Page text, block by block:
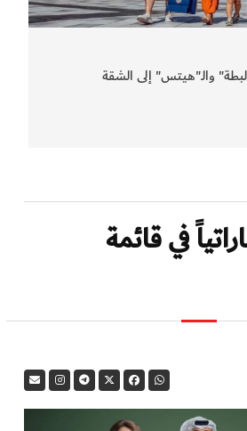
والـ"هيتس" إلى الشقة
في قائمة